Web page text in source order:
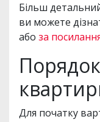
Більш
ви можете
або за
Для початку